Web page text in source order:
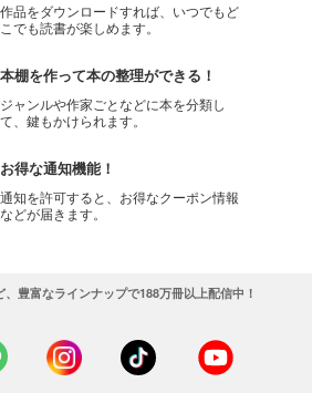
作品をダウンロードすれば、いつでもど
こでも読書が楽しめます。
本棚を作って本の整理ができる！
ジャンルや作家ごとなどに本を分類し
て、鍵もかけられます。
お得な通知機能！
通知を許可すると、お得なクーポン情報
などが届きます。
豊富なラインナップで188万冊以上配信中！